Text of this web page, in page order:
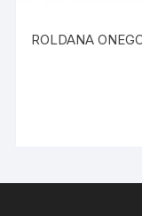
ROLDANA